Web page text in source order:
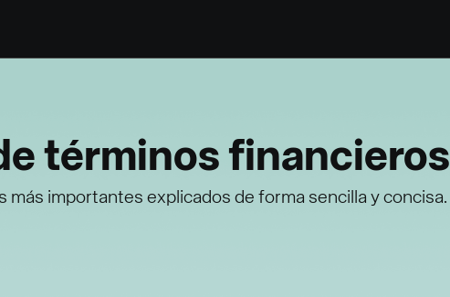
términos financieros
más importantes explicados de forma sencilla y concisa.